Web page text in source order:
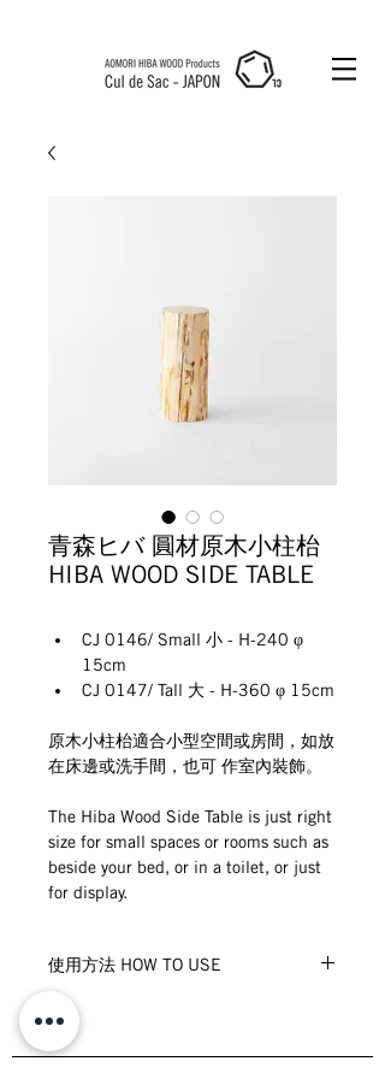
青森ヒバ 圓材原木小柱枱
HIBA WOOD SIDE TABLE
CJ 0146/ Small 小 - H-240 φ
15cm
CJ 0147/ Tall 大 - H-360 φ 15cm
原木小柱枱適合小型空間或房間，如放
在床邊或洗手間，也可 作室內裝飾。
The Hiba Wood Side Table is just right
size for small spaces or rooms such as
beside your bed, or in a toilet, or just
for display.
使用方法 HOW TO USE
茶几/或室內裝飾
Tea table/ or for interior decoration